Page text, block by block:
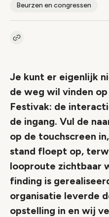
Beurzen en congressen
Kopieer link naar artikel
Je kunt er eigenlijk
de weg wil vinden
Festivak: de
de ingang. Vul de
op de touchscreen
stand floept op,
looproute zichtbaar
finding is
organisatie leverde
opstelling in en wij